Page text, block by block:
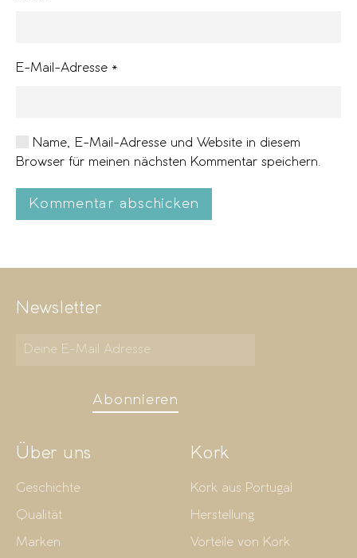
E-Mail-Adresse *
Name, E-Mail-Adresse und Website in diesem
Browser für meinen nächsten Kommentar speichern.
Kommentar abschicken
Newsletter
Abonnieren
Über uns
Geschichte
Qualität
Marken
Kork
Kork aus Portugal
Herstellung
Vorteile von Kork